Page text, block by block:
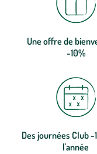
Une offre de
-10%
Des journées Club -
l'année